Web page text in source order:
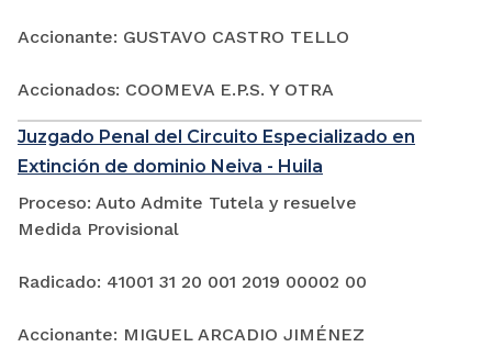
Accionante: GUSTAVO CASTRO TELLO
Accionados: COOMEVA E.P.S. Y OTRA
Juzgado Penal del Circuito Especializado en
Extinción de dominio Neiva - Huila
Proceso: Auto Admite Tutela y resuelve
Medida Provisional
Radicado: 41001 31 20 001 2019 00002 00
Accionante: MIGUEL ARCADIO JIMÉNEZ